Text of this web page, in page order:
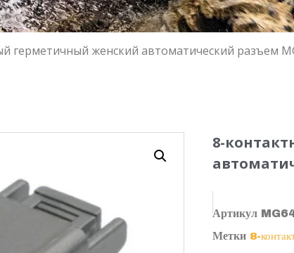
герметичный женский автоматический разъем
8-
Артикул
Метки 8-